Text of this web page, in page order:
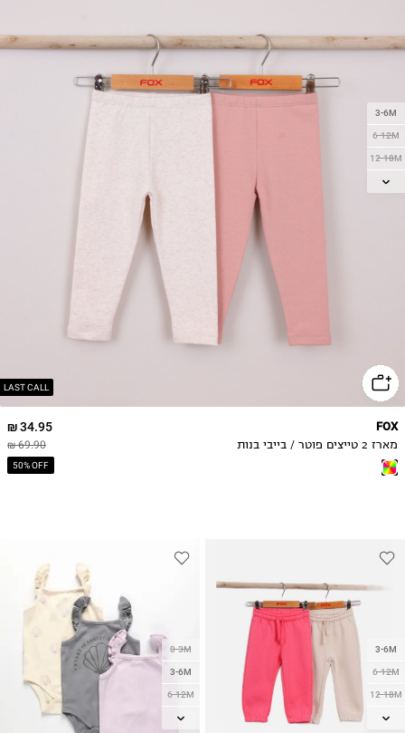
LAST CALL
3-6M
6-12M
12-18M
18-24M
34.95 ₪
69.90 ₪
50% OFF
FOX
מארז 2 טייצים פוטר / בייבי בנות
3-6M
6-12M
12-18M
18-24M
0-3M
3-6M
6-12M
12-18M